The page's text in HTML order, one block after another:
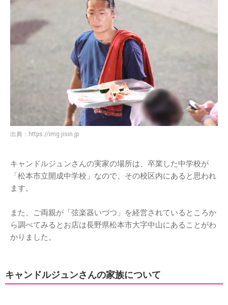
出典： https://img.jisin.jp
キャンドルジュンさんの実家の場所は、卒業した中学校が
「松本市立開成中学校」なので、その校区内にあると思われ
ます。
また、ご両親が「弦楽器いづつ」を経営されているところか
ら調べてみるとお店は長野県松本市大字中山にあることがわ
かりました。
キャンドルジュンさんの家族について